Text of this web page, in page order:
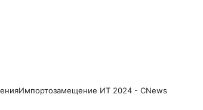
ИТ 2024 - CNews